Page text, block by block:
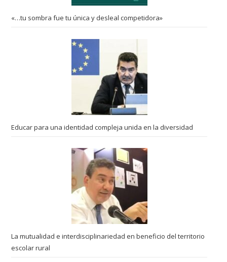
«…tu sombra fue tu única y desleal competidora»
Educar para una identidad compleja unida en la diversidad
La mutualidad e interdisciplinariedad en beneficio del territorio
escolar rural